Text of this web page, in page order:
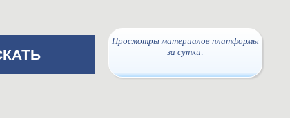
Просмотры материалов платформы
за сутки: